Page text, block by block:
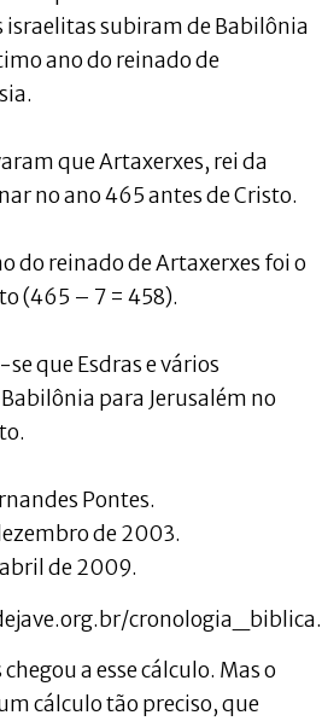
israelitas subiram de Babilônia
ano do reinado de
que Artaxerxes, rei da
no ano 465 antes de Cristo.
do reinado de Artaxerxes foi o
(465 – 7 = 458).
que Esdras e vários
para Jerusalém no
Pontes.
de 2003.
de 2009.
a esse cálculo. Mas o
cálculo tão preciso, que